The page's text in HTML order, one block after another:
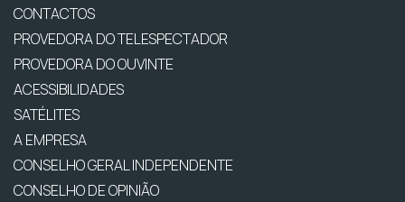
CONTACTOS
PROVEDORA DO TELESPECTADOR
PROVEDORA DO OUVINTE
ACESSIBILIDADES
SATÉLITES
A EMPRESA
CONSELHO GERAL INDEPENDENTE
CONSELHO DE OPINIÃO